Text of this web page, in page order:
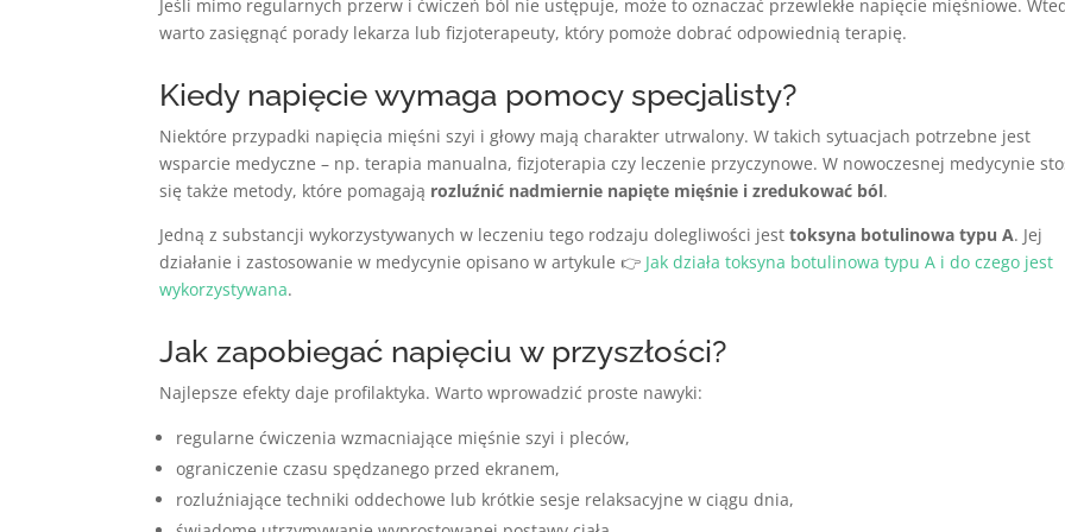
Jeśli mimo regularnych przerw i ćwiczeń ból nie ustępuje, może to oznaczać przewlekłe napięcie mięśniowe.
warto zasięgnąć porady lekarza lub fizjoterapeuty, który pomoże dobrać odpowiednią terapię.
Kiedy napięcie wymaga pomocy specjalisty?
Niektóre przypadki napięcia mięśni szyi i głowy mają charakter utrwalony. W takich sytuacjach potrzebne jest
wsparcie medyczne – np. terapia manualna, fizjoterapia czy leczenie przyczynowe. W nowoczesnej medycynie
się także metody, które pomagają rozluźnić nadmiernie napięte mięśnie i zredukować ból.
Jedną z substancji wykorzystywanych w leczeniu tego rodzaju dolegliwości jesttoksyna botulinowa typu A. Jej
działanie i zastosowanie w medycynie opisano w artykule 👉 Jak działa toksyna botulinowa typu A i do czego jest
wykorzystywana.
Jak zapobiegać napięciu w przyszłości?
Najlepsze efekty daje profilaktyka. Warto wprowadzić proste nawyki:
regularne ćwiczenia wzmacniające mięśnie szyi i pleców,
ograniczenie czasu spędzanego przed ekranem,
rozluźniające techniki oddechowe lub krótkie sesje relaksacyjne w ciągu dnia,